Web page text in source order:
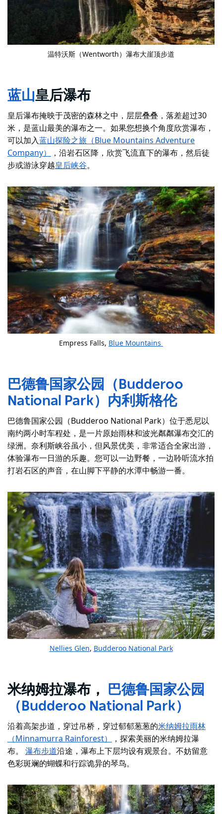
温特沃斯（Wentworth）瀑布大崖顶步道
蓝山皇后瀑布
皇后瀑布掩映于茂密的森林之中，层层叠叠，落差超过30
米，是蓝山最美的瀑布之一。如果您想换个角度欣赏瀑布，
可以加入蓝山探险之旅（Blue Mountains Adventure
Company）
，沿岩石区降，欣赏飞流直下的瀑布，然后徒
步或游泳穿越皇后峡谷。
Empress Falls, Blue Mountains
巴德鲁国家公园（Budderoo
National Park）
内利斯格伦
巴德鲁国家公园（Budderoo National Park）位于悉尼以
南约两小时车程处，是一片原始雨林和波光粼粼瀑布交汇的
绿洲。奈利斯峡谷虽小，但风景优美，非常适合全家出游，
体验瀑布一日游的乐趣。您可以一边野餐，一边聆听流水拍
打岩石区的声音，在山脚下平静的水潭中畅游一番。
Nellies Glen, Budderoo National Park
米纳姆拉瀑布， 巴德鲁国家公园
（Budderoo National Park）
沿着高架步道，穿过吊桥，穿过郁郁葱葱的米纳姆拉雨林
（Minnamurra Rainforest）
，探索美丽的米纳姆拉瀑
布。 瀑布步道沿途，瀑布上下层均设有观景台。不妨留意
色彩斑斓的蝴蝶和行踪诡异的琴鸟。